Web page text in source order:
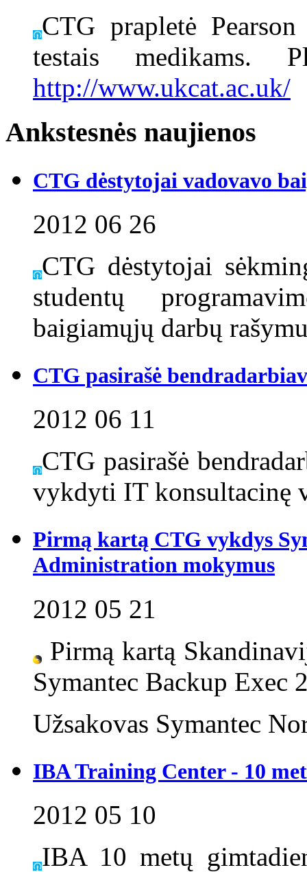
CTG prapletė
testais medikams.
http://www.ukcat.ac.uk/
Ankstesnės naujienos
CTG dėstytojai vadovavo
2012 06 26
CTG dėstytojai
studentų
baigiamųjų darbų
CTG pasirašė
2012 06 11
CTG pasirašė
vykdyti IT konsultacinę
Pirmą kartą CTG vykdys
Administration mokymus
2012 05 21
Pirmą kartą
Symantec Backup Exec
Užsakovas Symantec
IBA Training Center - 10
2012 05 10
IBA 10 metų